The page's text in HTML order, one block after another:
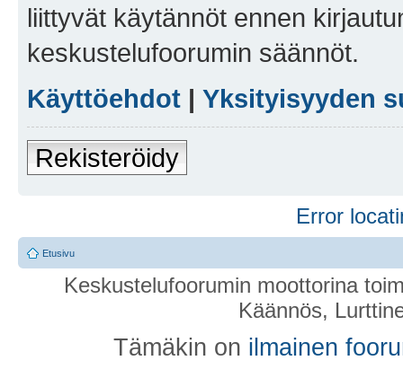
liittyvät käytännöt ennen
keskustelufoorumin säännöt.
Käyttöehdot | Yksityisyyden
Rekisteröidy
Error
Etusivu
Keskustelufoorumin moottorina
Käännös,
Tämäkin on ilmainen